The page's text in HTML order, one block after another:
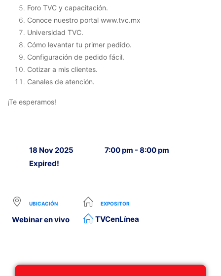
Foro TVC y capacitación.
Conoce nuestro portal www.tvc.mx
Universidad TVC.
Cómo levantar tu primer pedido.
Configuración de pedido fácil.
Cotizar a mis clientes.
Canales de atención.
¡Te esperamos!
18 Nov 2025
Expired!
7:00 pm - 8:00 pm
UBICACIÓN
Webinar en vivo
EXPOSITOR
TVCenLínea